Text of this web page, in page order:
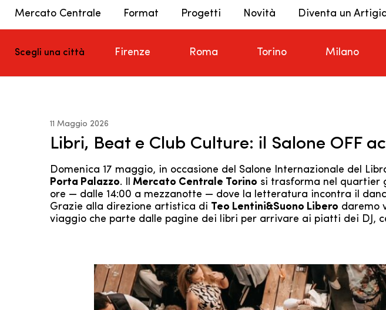
Mercato Centrale Format Progetti Novità Diventa un
Scegli una città Firenze Roma Torino Milano
11 Maggio 2026
Libri, Beat e Club Culture: il Salone OFF
Domenica 17 maggio, in occasione del Salone Internazionale del
Porta Palazzo. Il Mercato Centrale Torino si trasforma nel quartier
ore — dalle 14:00 a mezzanotte — dove la letteratura incontra il
Grazie alla direzione artistica di Teo Lentini&Suono Libero daremo
viaggio che parte dalle pagine dei libri per arrivare ai piatti dei DJ,